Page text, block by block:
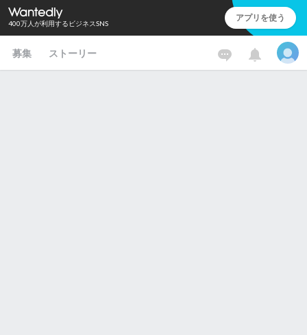
400万人が利用するビジネスSNS アプリを使う
募集 ストーリー